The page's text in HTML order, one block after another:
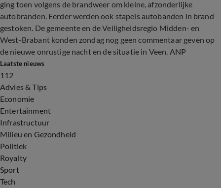
ging toen volgens de brandweer om kleine, afzonderlijke
autobranden. Eerder werden ook stapels autobanden in brand
gestoken. De gemeente en de Veiligheidsregio Midden- en
West-Brabant konden zondag nog geen commentaar geven op
de nieuwe onrustige nacht en de situatie in Veen. ANP
Laatste nieuws
112
Advies & Tips
Economie
Entertainment
Infrastructuur
Milieu en Gezondheid
Politiek
Royalty
Sport
Tech